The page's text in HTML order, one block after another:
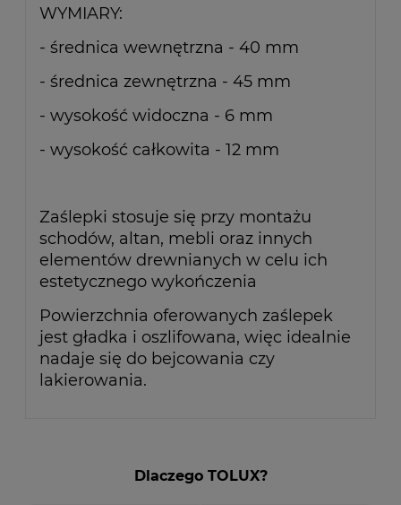
WYMIARY:
- średnica wewnętrzna - 40 mm
- średnica zewnętrzna - 45 mm
- wysokość widoczna - 6 mm
- wysokość całkowita - 12 mm
Zaślepki stosuje się przy montażu
schodów, altan, mebli oraz innych
elementów drewnianych w celu ich
estetycznego wykończenia
Powierzchnia oferowanych zaślepek
jest gładka i oszlifowana, więc idealnie
nadaje się do bejcowania czy
lakierowania.
Dlaczego TOLUX?